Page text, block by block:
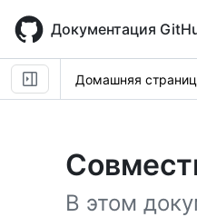
main
content
Документация
Домашняя
В этом